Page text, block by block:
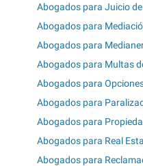
Abogados para Juicio
Abogados para
Abogados para
Abogados para Multas
Abogados para
Abogados para
Abogados para
Abogados para Real
Abogados para